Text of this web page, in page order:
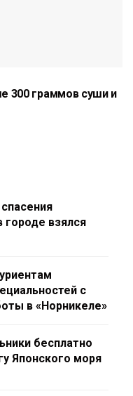
300 граммов суши и
городе взялся
с
в «Норникеле»
бесплатно
Японского моря